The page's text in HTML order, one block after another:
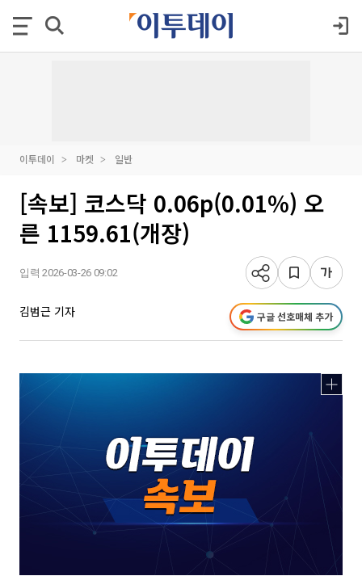
이투데이 마켓 일반
[속보] 코스닥 0.06p(0.01%) 오
른 1159.61(개장)
입력 2026-03-26 09:02
김범근 기자 구글 선호매체 추가